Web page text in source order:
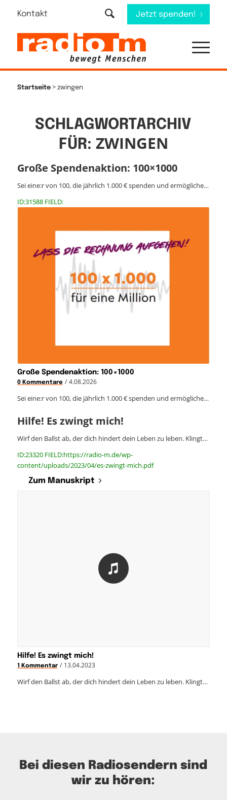
Kontakt Jetzt spenden!
Startseite> zwingen
SCHLAGWORTARCHIV
FÜR: ZWINGEN
Große Spendenaktion: 100×1000
Sei eine:r von 100, die jährlich 1.000 € spenden und ermögliche…
ID:31588 FIELD:
Große Spendenaktion: 100×1000
0 Kommentare / 4.08.2026
Sei eine:r von 100, die jährlich 1.000 € spenden und ermögliche…
Hilfe! Es zwingt mich!
Wirf den Ballst ab, der dich hindert dein Leben zu leben. Klingt…
ID:23320 FIELD:https://radio-m.de/wp-
content/uploads/2023/04/es-zwingt-mich.pdf
Zum Manuskript
Hilfe! Es zwingt mich!
1 Kommentar / 13.04.2023
Wirf den Ballst ab, der dich hindert dein Leben zu leben. Klingt…
Bei diesen Radiosendern sind
wir zu hören: